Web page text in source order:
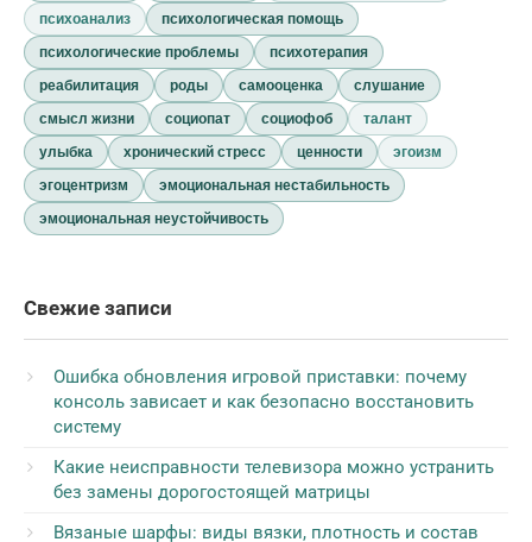
психоанализ
психологическая помощь
психологические проблемы
психотерапия
реабилитация
роды самооценка
слушание
смысл жизни
социопат социофоб
талант
улыбка
хронический стресс ценности
эгоизм
эгоцентризм
эмоциональная нестабильность
эмоциональная неустойчивость
Свежие записи
Ошибка обновления игровой приставки: почему
консоль зависает и как безопасно восстановить
систему
Какие неисправности телевизора можно устранить
без замены дорогостоящей матрицы
Вязаные шарфы: виды вязки, плотность и состав